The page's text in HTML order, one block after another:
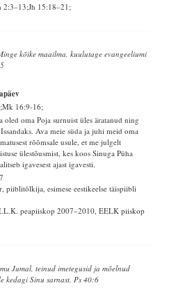
2:3–13;Jh 15:18–21;
kõike maailma, kuulutage evangeeliumi
16:9-16;
oled oma Poja surnuist üles äratanud ning
Ava meie süda ja juhi meid oma
rõõmsale usule, et me julgelt
ülestõusmist, kes koos Sinuga Püha
igavesest ajast igavesti.
piiblitõlkija, esimese eestikeelse täispiibli
peapiiskop 2007–2010, EELK piiskop
Jumal, teinud imetegusid ja mõelnud
kedagi Sinu sarnast. Ps 40:6